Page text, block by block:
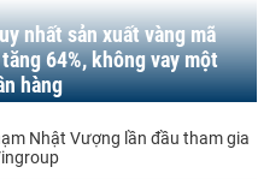
nhất sản xuất vàng mã
64%, không vay một
hàng
Nhật Vượng lần đầu tham gia